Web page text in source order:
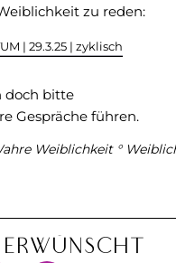
zu reden:
| 29.3.25 | zyklisch
doch bitte
Gespräche führen.
Weiblichkeit °
Erwünscht